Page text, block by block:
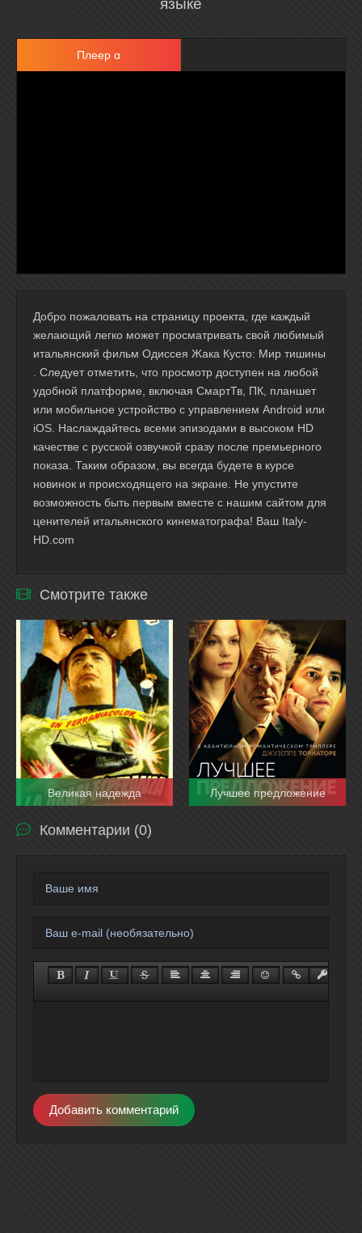
языке
Плеер α
Добро пожаловать на страницу проекта, где каждый
желающий легко может просматривать свой любимый
итальянский фильм Одиссея Жака Кусто: Мир тишины
. Следует отметить, что просмотр доступен на любой
удобной платформе, включая СмартТв, ПК, планшет
или мобильное устройство с управлением Android или
iOS. Наслаждайтесь всеми эпизодами в высоком HD
качестве с русской озвучкой сразу после премьерного
показа. Таким образом, вы всегда будете в курсе
новинок и происходящего на экране. Не упустите
возможность быть первым вместе с нашим сайтом для
ценителей итальянского кинематографа! Ваш Italy-
HD.com
Смотрите также
Великая надежда Лучшее предложение
Комментарии (0)
Добавить комментарий